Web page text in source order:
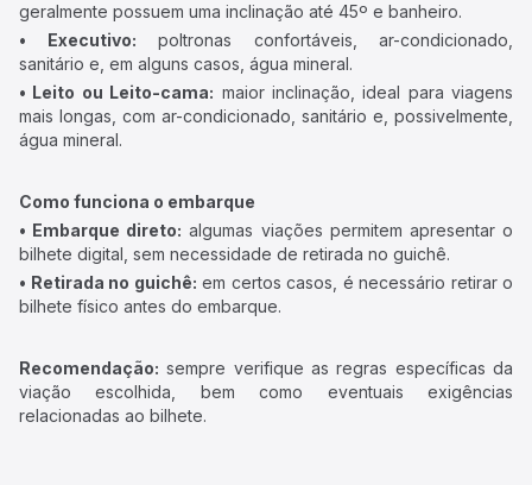
geralmente possuem uma inclinação até 45º e banheiro.
• Executivo: poltronas confortáveis, ar-condicionado,
sanitário e, em alguns casos, água mineral.
• Leito ou Leito-cama: maior inclinação, ideal para viagens
mais longas, com ar-condicionado, sanitário e, possivelmente,
água mineral.
Como funciona o embarque
• Embarque direto: algumas viações permitem apresentar o
bilhete digital, sem necessidade de retirada no guichê.
• Retirada no guichê: em certos casos, é necessário retirar o
bilhete físico antes do embarque.
Recomendação: sempre verifique as regras específicas da
viação escolhida, bem como eventuais exigências
relacionadas ao bilhete.